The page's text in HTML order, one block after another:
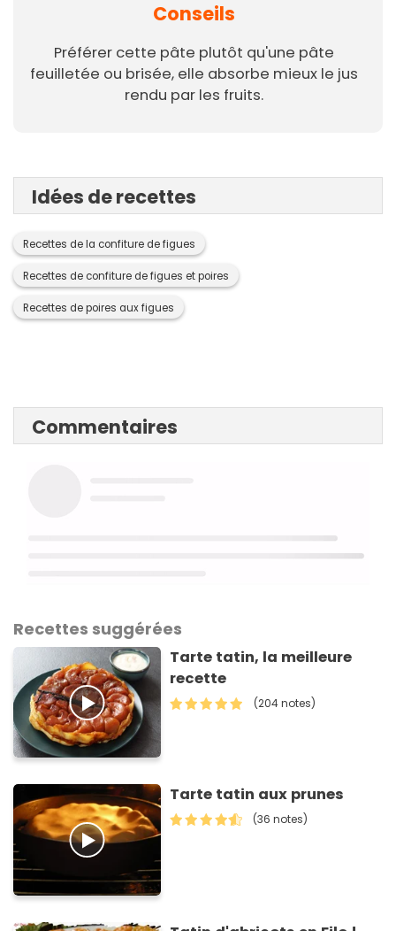
Conseils
Préférer cette pâte plutôt qu'une pâte
feuilletée ou brisée, elle absorbe mieux le jus
rendu par les fruits.
Idées de recettes
Recettes de la confiture de figues
Recettes de confiture de figues et poires
Recettes de poires aux figues
Commentaires
Recettes suggérées
Tarte tatin, la meilleure
recette
(204 notes)
Tarte tatin aux prunes
(36 notes)